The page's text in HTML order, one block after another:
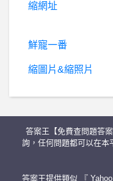
單眼相機- 富士 室
縮網址
鮮寵一番
縮圖片&縮照片
答案王【免費查問題答
詢，任何問題都可以在本
答案王提供類似 『